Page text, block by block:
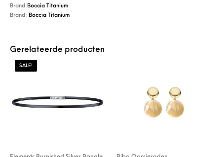
Brand: Boccia Titanium
Brand: Boccia Titanium
Gerelateerde producten
SALE!